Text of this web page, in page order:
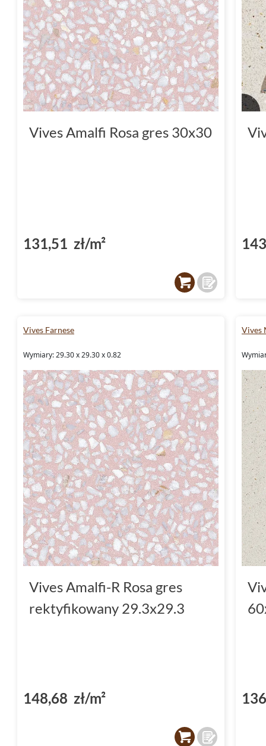
Vives Amalfi Rosa gres 30x30
131,51 zł/m²
Vives Farnese
Wymiary: 29.30 x 29.30 x 0.82
Vives Amalfi-R Rosa gres
rektyfikowany 29.3x29.3
148,68 zł/m²
Vives